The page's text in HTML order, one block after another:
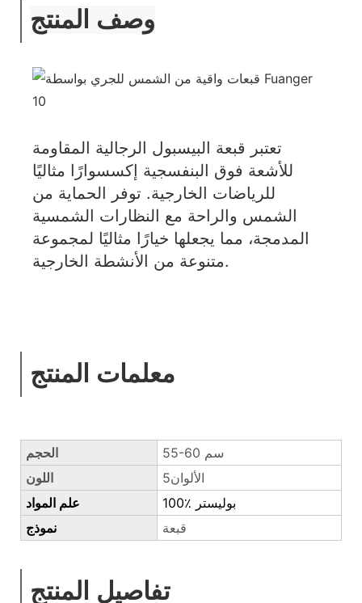
وصف المنتج
تعتبر قبعة البيسبول الرجالية المقاومة
للأشعة فوق البنفسجية إكسسوارًا مثاليًا
للرياضات الخارجية. توفر الحماية من
الشمس والراحة مع النظارات الشمسية
المدمجة، مما يجعلها خيارًا مثاليًا لمجموعة
متنوعة من الأنشطة الخارجية.
معلمات المنتج
الحجم
55-60 سم
اللون
الألوان5
علم المواد
100٪ بوليستر
نموذج
قبعة
تفاصيل المنتج